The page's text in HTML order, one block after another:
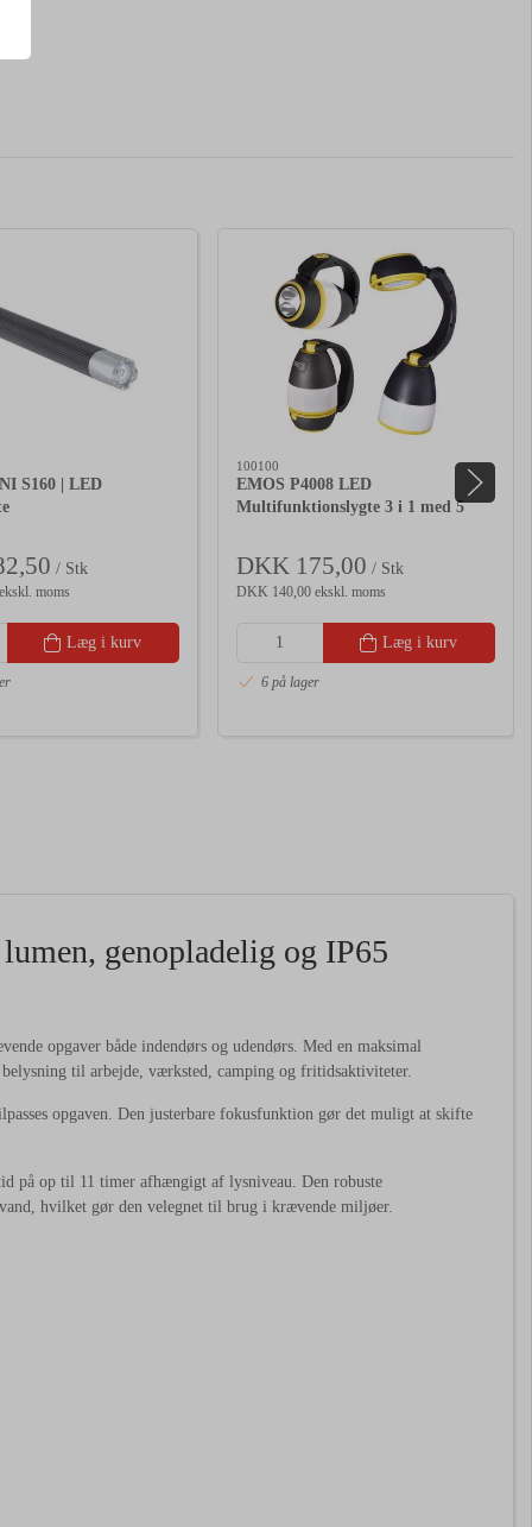
S160 | LED
/ Stk
moms
Læg i kurv
100100
EMOS P4008 LED
Multifunktionslygte 3 i 1 med 5
DKK 175,00 / Stk
DKK 140,00 ekskl. moms
Læg i kurv
6 på lager
genopladelig og IP65
opgaver både indendørs og udendørs. Med en maksimal
til arbejde, værksted, camping og fritidsaktiviteter.
opgaven. Den justerbare fokusfunktion gør det muligt at skifte
på op til 11 timer afhængigt af lysniveau. Den robuste
hvilket gør den velegnet til brug i krævende miljøer.